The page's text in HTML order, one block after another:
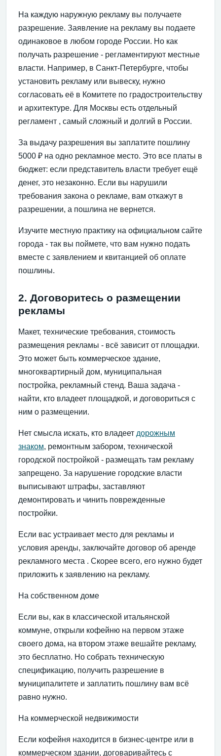
На каждую наружную рекламу вы получаете
разрешение. Заявление на рекламу вы подаете
одинаковое в любом городе России. Но как
получать разрешение - регламентируют местные
власти. Например, в Санкт-Петербурге, чтобы
установить рекламу или вывеску, нужно
согласовать её в Комитете по градостроительству
и архитектуре. Для Москвы есть отдельный
регламент , самый сложный и долгий в России.
За выдачу разрешения вы заплатите пошлину
5000 ₽ на одно рекламное место. Это все платы в
бюджет: если представитель власти требует ещё
денег, это незаконно. Если вы нарушили
требования закона о рекламе, вам откажут в
разрешении, а пошлина не вернется.
Изучите местную практику на официальном сайте
города - так вы поймете, что вам нужно подать
вместе с заявлением и квитанцией об оплате
пошлины.
2. Договоритесь о размещении
рекламы
Макет, технические требования, стоимость
размещения рекламы - всё зависит от площадки.
Это может быть коммерческое здание,
многоквартирный дом, муниципальная
постройка, рекламный стенд. Ваша задача -
найти, кто владеет площадкой, и договориться с
ним о размещении.
Нет смысла искать, кто владеет дорожным
знаком, ремонтным забором, технической
городской постройкой - размещать там рекламу
запрещено. За нарушение городские власти
выписывают штрафы, заставляют
демонтировать и чинить поврежденные
постройки.
Если вас устраивает место для рекламы и
условия аренды, заключайте договор об аренде
рекламного места . Скорее всего, его нужно будет
приложить к заявлению на рекламу.
На собственном доме
Если вы, как в классической итальянской
коммуне, открыли кофейню на первом этаже
своего дома, на втором этаже вешайте рекламу,
это бесплатно. Но собрать техническую
спецификацию, получить разрешение в
муниципалитете и заплатить пошлину вам всё
равно нужно.
На коммерческой недвижимости
Если кофейня находится в бизнес-центре или в
коммерческом здании, договаривайтесь с